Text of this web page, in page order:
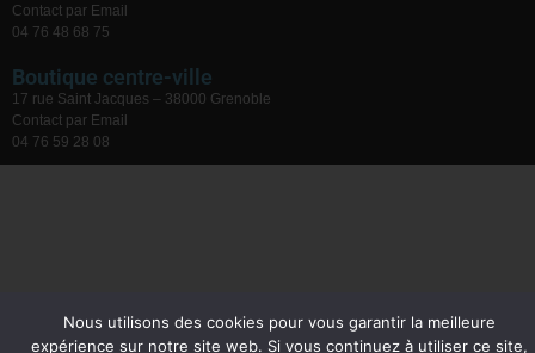
Contact par Email
04 76 48 68 75
Boutique centre-ville
17 rue Saint Jacques – 38000 Grenoble
Contact par Email
04 76 59 28 08
Nous utilisons des cookies pour vous garantir la meilleure
expérience sur notre site web. Si vous continuez à utiliser ce site,